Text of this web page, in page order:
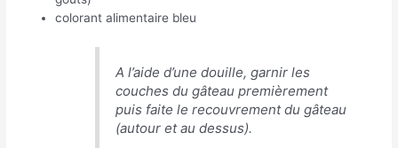
colorant alimentaire bleu
A l’aide d’une douille, garnir les
couches du gâteau premièrement
puis faite le recouvrement du gâteau
(autour et au dessus).